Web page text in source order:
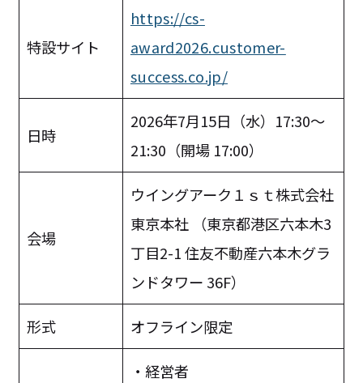
特設サイト
https://cs-
award2026.customer-
success.co.jp/
日時
2026年7月15日（水）17:30〜
21:30（開場 17:00）
会場
ウイングアーク１ｓｔ株式会社
東京本社 （東京都港区六本木3
丁目2-1 住友不動産六本木グラ
ンドタワー 36F）
形式 オフライン限定
・経営者